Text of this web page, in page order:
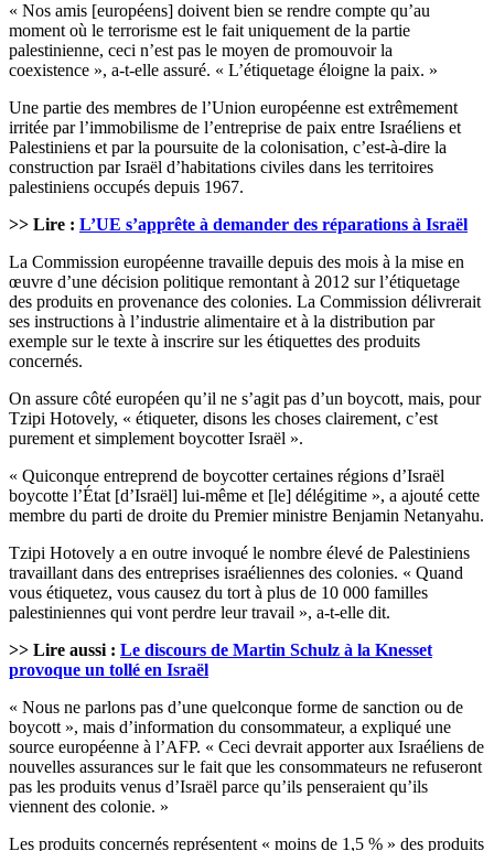
« Nos amis [européens] doivent bien se rendre compte qu’au
moment où le terrorisme est le fait uniquement de la partie
palestinienne, ceci n’est pas le moyen de promouvoir la
coexistence », a-t-elle assuré. « L’étiquetage éloigne la paix. »
Une partie des membres de l’Union européenne est extrêmement
irritée par l’immobilisme de l’entreprise de paix entre Israéliens et
Palestiniens et par la poursuite de la colonisation, c’est-à-dire la
construction par Israël d’habitations civiles dans les territoires
palestiniens occupés depuis 1967.
>> Lire : L’UE s’apprête à demander des réparations à Israël
La Commission européenne travaille depuis des mois à la mise en
œuvre d’une décision politique remontant à 2012 sur l’étiquetage
des produits en provenance des colonies. La Commission délivrerait
ses instructions à l’industrie alimentaire et à la distribution par
exemple sur le texte à inscrire sur les étiquettes des produits
concernés.
On assure côté européen qu’il ne s’agit pas d’un boycott, mais, pour
Tzipi Hotovely, « étiqueter, disons les choses clairement, c’est
purement et simplement boycotter Israël ».
« Quiconque entreprend de boycotter certaines régions d’Israël
boycotte l’État [d’Israël] lui-même et [le] délégitime », a ajouté cette
membre du parti de droite du Premier ministre Benjamin Netanyahu.
Tzipi Hotovely a en outre invoqué le nombre élevé de Palestiniens
travaillant dans des entreprises israéliennes des colonies. « Quand
vous étiquetez, vous causez du tort à plus de 10 000 familles
palestiniennes qui vont perdre leur travail », a-t-elle dit.
>> Lire aussi : Le discours de Martin Schulz à la Knesset
provoque un tollé en Israël
« Nous ne parlons pas d’une quelconque forme de sanction ou de
boycott », mais d’information du consommateur, a expliqué une
source européenne à l’AFP. « Ceci devrait apporter aux Israéliens de
nouvelles assurances sur le fait que les consommateurs ne refuseront
pas les produits venus d’Israël parce qu’ils penseraient qu’ils
viennent des colonie. »
Les produits concernés représentent « moins de 1,5 % » des produits